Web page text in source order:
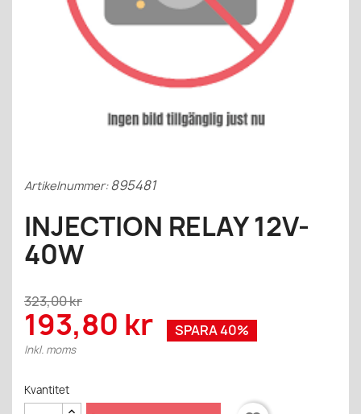
Artikelnummer: 895481
INJECTION RELAY 12V-
40W
323,00 kr
193,80 kr SPARA 40%
Inkl. moms
Kvantitet